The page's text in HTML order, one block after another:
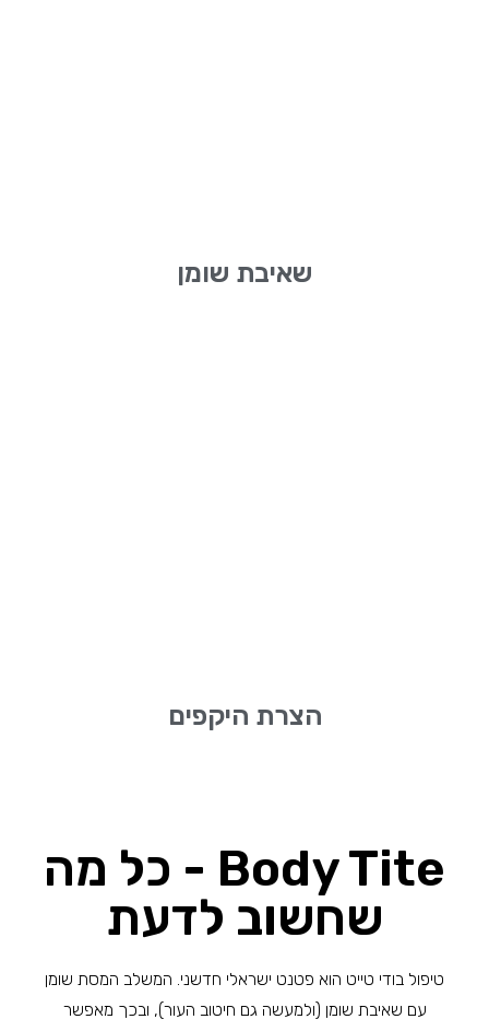
שאיבת שומן
הצרת היקפים
Body Tite - כל מה
שחשוב לדעת
טיפול בודי טייט הוא פטנט ישראלי חדשני. המשלב המסת שומן
עם שאיבת שומן (ולמעשה גם חיטוב העור), ובכך מאפשר